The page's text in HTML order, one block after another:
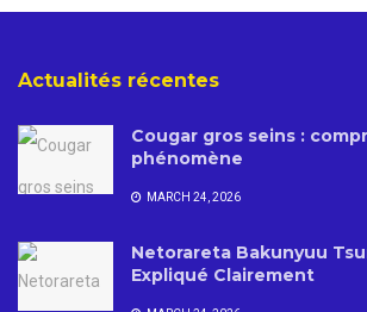
Actualités récentes
Cougar gros seins :
phénomène
MARCH 24, 2026
Netorareta Bakunyuu
Expliqué Clairement